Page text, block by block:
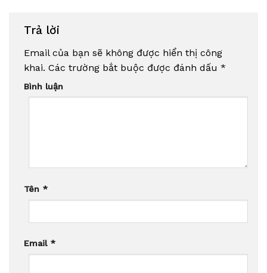
Trả lời
Email của bạn sẽ không được hiển thị công
khai. Các trường bắt buộc được đánh dấu *
Bình luận
Tên *
Email *